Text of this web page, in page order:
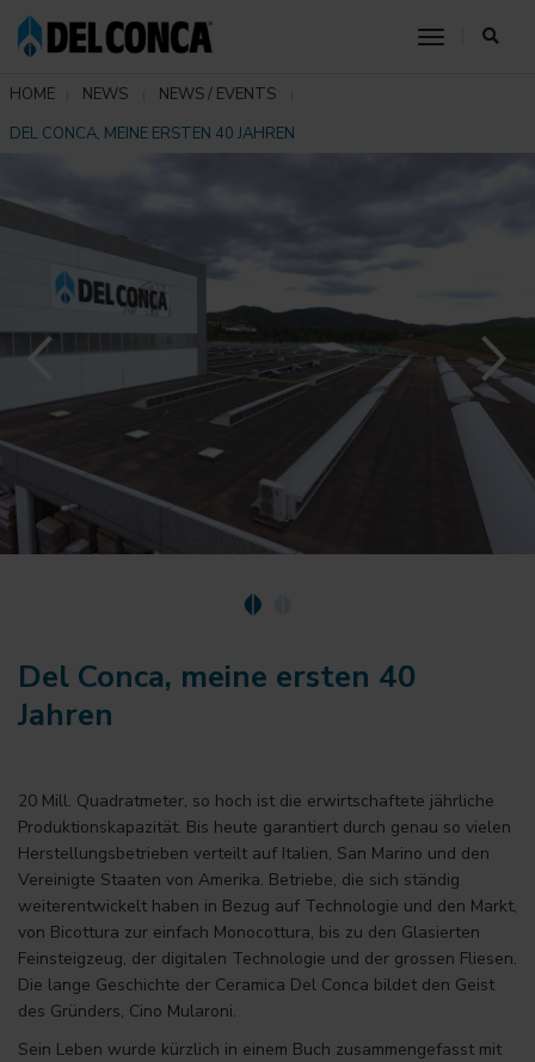
toggle
HOME NEWS
NEWS / EVENTS
DEL CONCA, MEINE ERSTEN 40 JAHREN
Del Conca, meine ersten 40
Jahren
20 Mill. Quadratmeter, so hoch ist die erwirtschaftete jährliche
Produktionskapazität. Bis heute garantiert durch genau so vielen
Herstellungsbetrieben verteilt auf Italien, San Marino und den
Vereinigte Staaten von Amerika. Betriebe, die sich ständig
weiterentwickelt haben in Bezug auf Technologie und den Markt,
von Bicottura zur einfach Monocottura, bis zu den Glasierten
Feinsteigzeug, der digitalen Technologie und der grossen Fliesen.
Die lange Geschichte der Ceramica Del Conca bildet den Geist
des Gründers, Cino Mularoni.
Sein Leben wurde kürzlich in einem Buch zusammengefasst mit